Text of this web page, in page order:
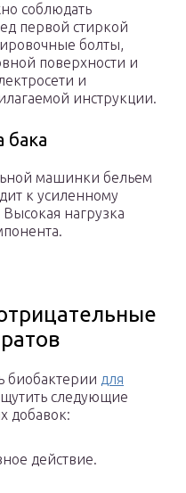
соблюдать
первой стиркой
болты,
поверхности и
и
инструкции.
бака
машинки бельем
к усиленному
нагрузка
биобактерии для
следующие
добавок:
действие.